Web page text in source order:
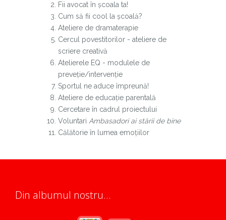
Fii avocat în școala ta!
Cum să fii cool la școală?
Ateliere de dramaterapie
Cercul povestitorilor - ateliere de
scriere creativă
Atelierele EQ - modulele de
preveție/intervenție
Sportul ne aduce împreună!
Ateliere de educație parentală
Cercetare în cadrul proiectului
Voluntari Ambasadori ai stării de bine
Călătorie în lumea emoțiilor
Din albumul nostru...